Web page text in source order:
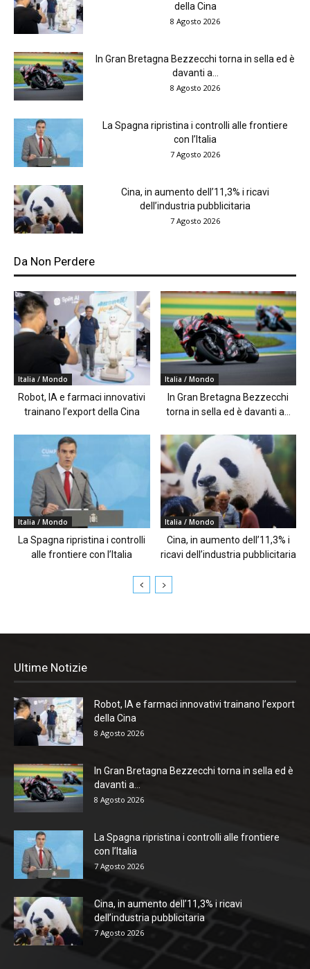
della Cina
8 Agosto 2026
In Gran Bretagna Bezzecchi torna in sella ed è
davanti a...
8 Agosto 2026
La Spagna ripristina i controlli alle frontiere
con l’Italia
7 Agosto 2026
Cina, in aumento dell’11,3% i ricavi
dell’industria pubblicitaria
7 Agosto 2026
Da Non Perdere
Italia / Mondo
Robot, IA e farmaci innovativi
trainano l’export della Cina
Italia / Mondo
In Gran Bretagna Bezzecchi
torna in sella ed è davanti a...
Italia / Mondo
La Spagna ripristina i controlli
alle frontiere con l’Italia
Italia / Mondo
Cina, in aumento dell’11,3% i
ricavi dell’industria pubblicitaria
Ultime Notizie
Robot, IA e farmaci innovativi trainano l’export
della Cina
8 Agosto 2026
In Gran Bretagna Bezzecchi torna in sella ed è
davanti a...
8 Agosto 2026
La Spagna ripristina i controlli alle frontiere
con l’Italia
7 Agosto 2026
Cina, in aumento dell’11,3% i ricavi
dell’industria pubblicitaria
7 Agosto 2026